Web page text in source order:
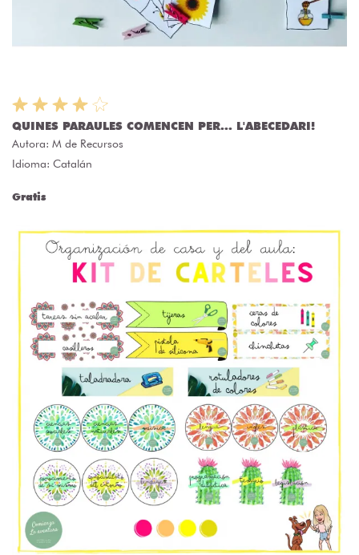
QUINES PARAULES COMENCEN PER... L'ABECEDARI!
Autora: M de Recursos
Idioma: Catalán
Gratis